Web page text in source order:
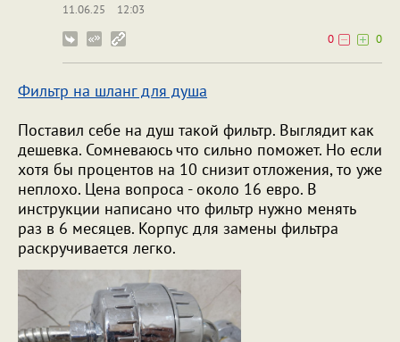
11.06.25
12:03
0
0
Фильтр на шланг для душа
Поставил себе на душ такой фильтр. Выглядит как
дешевка. Сомневаюсь что сильно поможет. Но если
хотя бы процентов на 10 снизит отложения, то уже
неплохо. Цена вопроса - около 16 евро. В
инструкции написано что фильтр нужно менять
раз в 6 месяцев. Корпус для замены фильтра
раскручивается легко.